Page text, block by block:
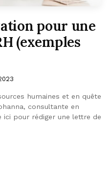
pour une
(exemples
humaines et en quête
consultante en
ici pour rédiger une lettre de